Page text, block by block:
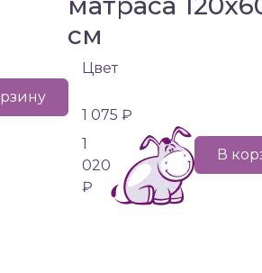
см
Цвет
1 075 ₽
1
020
₽
В